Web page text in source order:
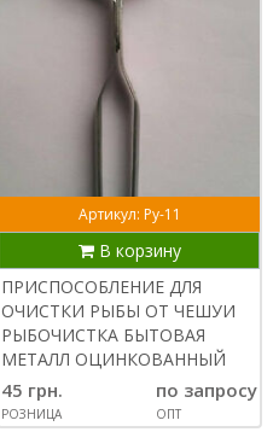
Артикул: Ру-11
В корзину
ПРИСПОСОБЛЕНИЕ ДЛЯ
ОЧИСТКИ РЫБЫ ОТ ЧЕШУИ
РЫБОЧИСТКА БЫТОВАЯ
МЕТАЛЛ ОЦИНКОВАННЫЙ
45 грн.
РОЗНИЦА
по запросу
ОПТ